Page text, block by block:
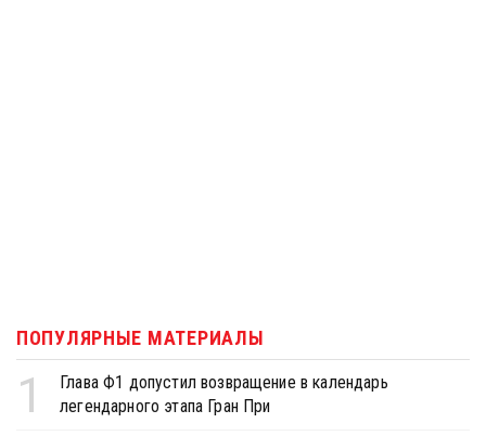
ПОПУЛЯРНЫЕ МАТЕРИАЛЫ
1
Глава Ф1 допустил возвращение в календарь
легендарного этапа Гран При